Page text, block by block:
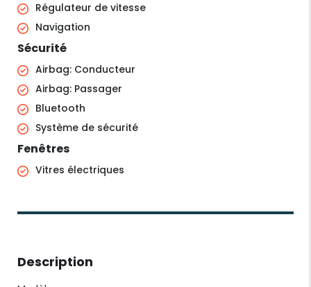
Régulateur de vitesse
Navigation
Sécurité
Airbag: Conducteur
Airbag: Passager
Bluetooth
Système de sécurité
Fenêtres
Vitres électriques
Description